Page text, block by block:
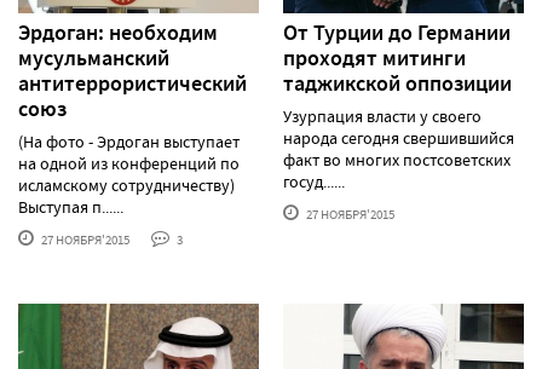
Эрдоган: необходим
мусульманский
антитеррористический
союз
(На фото - Эрдоган выступает
на одной из конференций по
исламскому сотрудничеству)
Выступая п......
27 НОЯБРЯ'2015 3
От Турции до Германии
проходят митинги
таджикской оппозиции
Узурпация власти у своего
народа сегодня свершившийся
факт во многих постсоветских
госуд......
27 НОЯБРЯ'2015